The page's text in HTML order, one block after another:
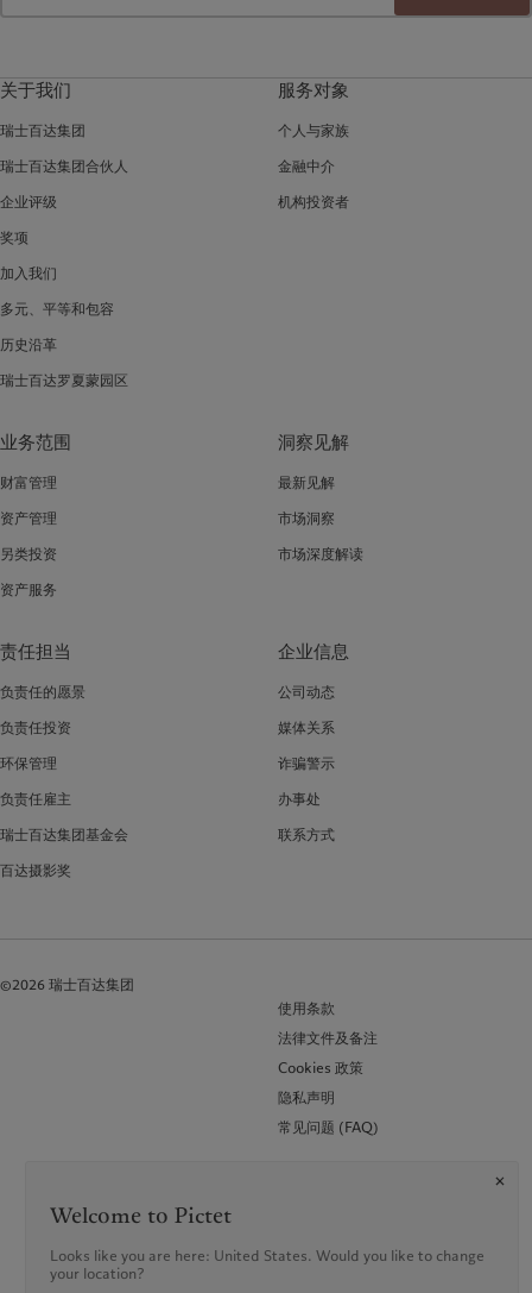
关于我们
瑞士百达集团
瑞士百达集团合伙人
企业评级
奖项
加入我们
多元、平等和包容
历史沿革
瑞士百达罗夏蒙园区
服务对象
个人与家族
金融中介
机构投资者
业务范围
财富管理
资产管理
另类投资
资产服务
洞察见解
最新见解
市场洞察
市场深度解读
责任担当
负责任的愿景
负责任投资
环保管理
负责任雇主
瑞士百达集团基金会
百达摄影奖
企业信息
公司动态
媒体关系
诈骗警示
办事处
联系方式
©2026 瑞士百达集团
使用条款
法律文件及备注
Cookies 政策
隐私声明
常见问题 (FAQ)
Welcome to Pictet
Looks like you are here: United States. Would you like to change
your location?